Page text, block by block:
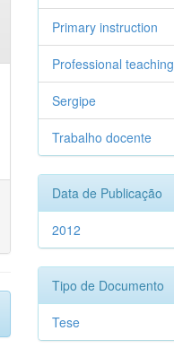
Primary instruction
Professional teaching
Sergipe
Trabalho docente
Data de Publicação
2012
Tipo de Documento
Tese